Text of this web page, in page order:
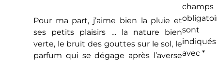
Pour ma part, j’aime bien la pluie et
ses petits plaisirs … la nature bien
verte, le bruit des gouttes sur le sol, le
parfum qui se dégage après l’averse
champs
sont
indiqués
avec*